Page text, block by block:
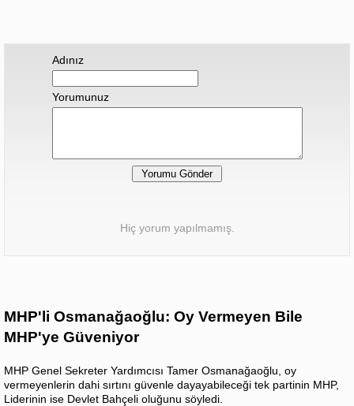
Adınız
Yorumunuz
Hiç yorum yapılmamış.
MHP'li Osmanağaoğlu: Oy Vermeyen Bile
MHP'ye Güveniyor
MHP Genel Sekreter Yardımcısı Tamer Osmanağaoğlu, oy
vermeyenlerin dahi sırtını güvenle dayayabileceği tek partinin MHP,
Liderinin ise Devlet Bahçeli oluğunu söyledi.